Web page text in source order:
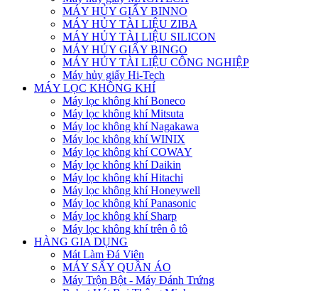
MÁY HỦY GIẤY BINNO
MÁY HỦY TÀI LIỆU ZIBA
MÁY HỦY TÀI LIỆU SILICON
MÁY HỦY GIẤY BINGO
MÁY HỦY TÀI LIỆU CÔNG NGHIỆP
Máy hủy giấy Hi-Tech
MÁY LỌC KHÔNG KHÍ
Máy lọc không khí Boneco
Máy lọc không khí Mitsuta
Máy lọc không khí Nagakawa
Máy lọc không khí WINIX
Máy lọc không khí COWAY
Máy lọc không khí Daikin
Máy lọc không khí Hitachi
Máy lọc không khí Honeywell
Máy lọc không khí Panasonic
Máy lọc không khí Sharp
Máy lọc không khí trên ô tô
HÀNG GIA DỤNG
Mát Làm Đá Viên
MÁY SẤY QUẦN ÁO
Máy Trộn Bột - Máy Đánh Trứng